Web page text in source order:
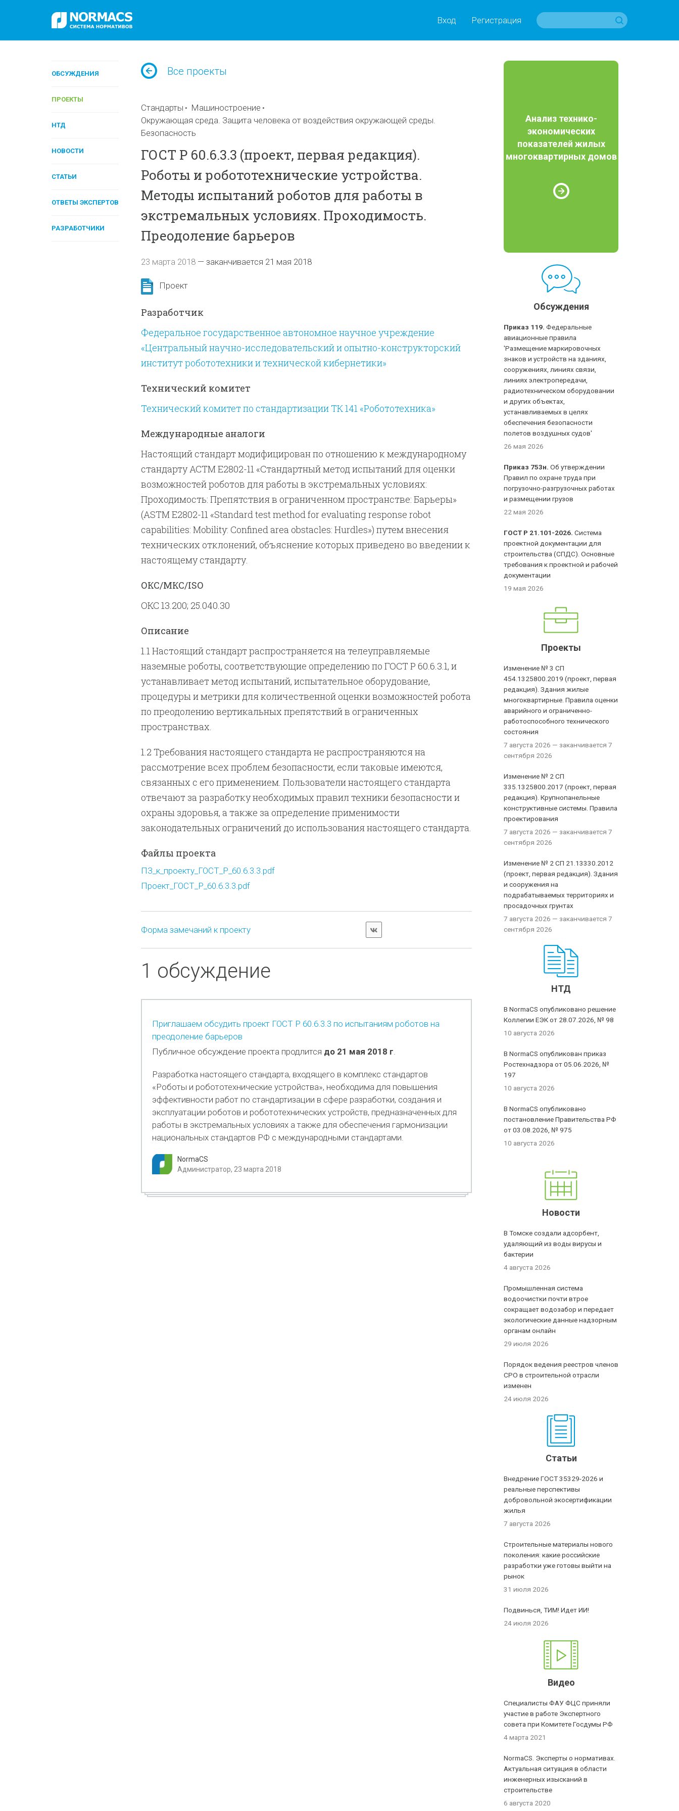
Вход Регистрация
ОБСУЖДЕНИЯ
ПРОЕКТЫ
НТД
НОВОСТИ
СТАТЬИ
ОТВЕТЫ ЭКСПЕРТОВ
РАЗРАБОТЧИКИ
Все проекты
Стандарты
Машиностроение
Окружающая среда. Защита человека от воздействия окружающей среды.
Безопасность
ГОСТ Р 60.6.3.3 (проект, первая редакция).
Роботы и робототехнические устройства.
Методы испытаний роботов для работы в
экстремальных условиях. Проходимость.
Преодоление барьеров
23 марта 2018— заканчивается 21 мая 2018
Проект
Разработчик
Федеральное государственное автономное научное учреждение
«Центральный научно-исследовательский и опытно-конструкторский
институт робототехники и технической кибернетики»
Технический комитет
Технический комитет по стандартизации ТК 141 «Робототехника»
Международные аналоги
Настоящий стандарт модифицирован по отношению к международному
стандарту АСТМ Е2802-11 «Стандартный метод испытаний для оценки
возможностей роботов для работы в экстремальных условиях:
Проходимость: Препятствия в ограниченном пространстве: Барьеры»
(ASTM E2802-11 «Standard test method for evaluating response robot
capabilities: Mobility: Confined area obstacles: Hurdles») путем внесения
технических отклонений, объяснение которых приведено во введении к
настоящему стандарту.
ОКС/МКС/ISO
ОКС 13.200; 25.040.30
Описание
1.1 Настоящий стандарт распространяется на телеуправляемые
наземные роботы, соответствующие определению по ГОСТ Р 60.6.3.1, и
устанавливает метод испытаний, испытательное оборудование,
процедуры и метрики для количественной оценки возможностей робота
по преодолению вертикальных препятствий в ограниченных
пространствах.
1.2 Требования настоящего стандарта не распространяются на
рассмотрение всех проблем безопасности, если таковые имеются,
связанных с его применением. Пользователи настоящего стандарта
отвечают за разработку необходимых правил техники безопасности и
охраны здоровья, а также за определение применимости
законодательных ограничений до использования настоящего стандарта.
Файлы проекта
ПЗ_к_проекту_ГОСТ_Р_60.6.3.3.pdf
Проект_ГОСТ_Р_60.6.3.3.pdf
Форма замечаний к проекту
1 обсуждение
Приглашаем обсудить проект ГОСТ Р 60.6.3.3 по испытаниям роботов на
преодоление барьеров
Публичное обсуждение проекта продлится до 21 мая 2018 г.
Разработка настоящего стандарта, входящего в комплекс стандартов
«Роботы и робототехнические устройства», необходима для повышения
эффективности работ по стандартизации в сфере разработки, создания и
эксплуатации роботов и робототехнических устройств, предназначенных для
работы в экстремальных условиях а также для обеспечения гармонизации
национальных стандартов РФ с международными стандартами.
NormaCS
Администратор, 23 марта 2018
Анализ технико-
экономических
показателей жилых
многоквартирных домов
Обсуждения
Приказ 119. Федеральные
авиационные правила
'Размещение маркировочных
знаков и устройств на зданиях,
сооружениях, линиях связи,
линиях электропередачи,
радиотехническом оборудовании
и других объектах,
устанавливаемых в целях
обеспечения безопасности
полетов воздушных судов'
26 мая 2026
Приказ 753н. Об утверждении
Правил по охране труда при
погрузочно-разгрузочных работах
и размещении грузов
22 мая 2026
ГОСТ Р 21.101-2026. Система
проектной документации для
строительства (СПДС). Основные
требования к проектной и рабочей
документации
19 мая 2026
Проекты
Изменение № 3 СП
454.1325800.2019 (проект, первая
редакция). Здания жилые
многоквартирные. Правила оценки
аварийного и ограниченно-
работоспособного технического
состояния
7 августа 2026 — заканчивается 7
сентября 2026
Изменение № 2 СП
335.1325800.2017 (проект, первая
редакция). Крупнопанельные
конструктивные системы. Правила
проектирования
7 августа 2026 — заканчивается 7
сентября 2026
Изменение № 2 СП 21.13330.2012
(проект, первая редакция). Здания
и сооружения на
подрабатываемых территориях и
просадочных грунтах
7 августа 2026 — заканчивается 7
сентября 2026
НТД
В NormaCS опубликовано решение
Коллегии ЕЭК от 28.07.2026, № 98
10 августа 2026
В NormaCS опубликован приказ
Ростехнадзора от 05.06.2026, №
197
10 августа 2026
В NormaCS опубликовано
постановление Правительства РФ
от 03.08.2026, № 975
10 августа 2026
Новости
В Томске создали адсорбент,
удаляющий из воды вирусы и
бактерии
4 августа 2026
Промышленная система
водоочистки почти втрое
сокращает водозабор и передает
экологические данные надзорным
органам онлайн
29 июля 2026
Порядок ведения реестров членов
СРО в строительной отрасли
изменен
24 июля 2026
Статьи
Внедрение ГОСТ 35329-2026 и
реальные перспективы
добровольной экосертификации
жилья
7 августа 2026
Строительные материалы нового
поколения: какие российские
разработки уже готовы выйти на
рынок
31 июля 2026
Подвинься, ТИМ! Идет ИИ!
24 июля 2026
Видео
Специалисты ФАУ ФЦС приняли
участие в работе Экспертного
совета при Комитете Госдумы РФ
4 марта 2021
NormaCS. Эксперты о нормативах.
Актуальная ситуация в области
инженерных изысканий в
строительстве
6 августа 2020